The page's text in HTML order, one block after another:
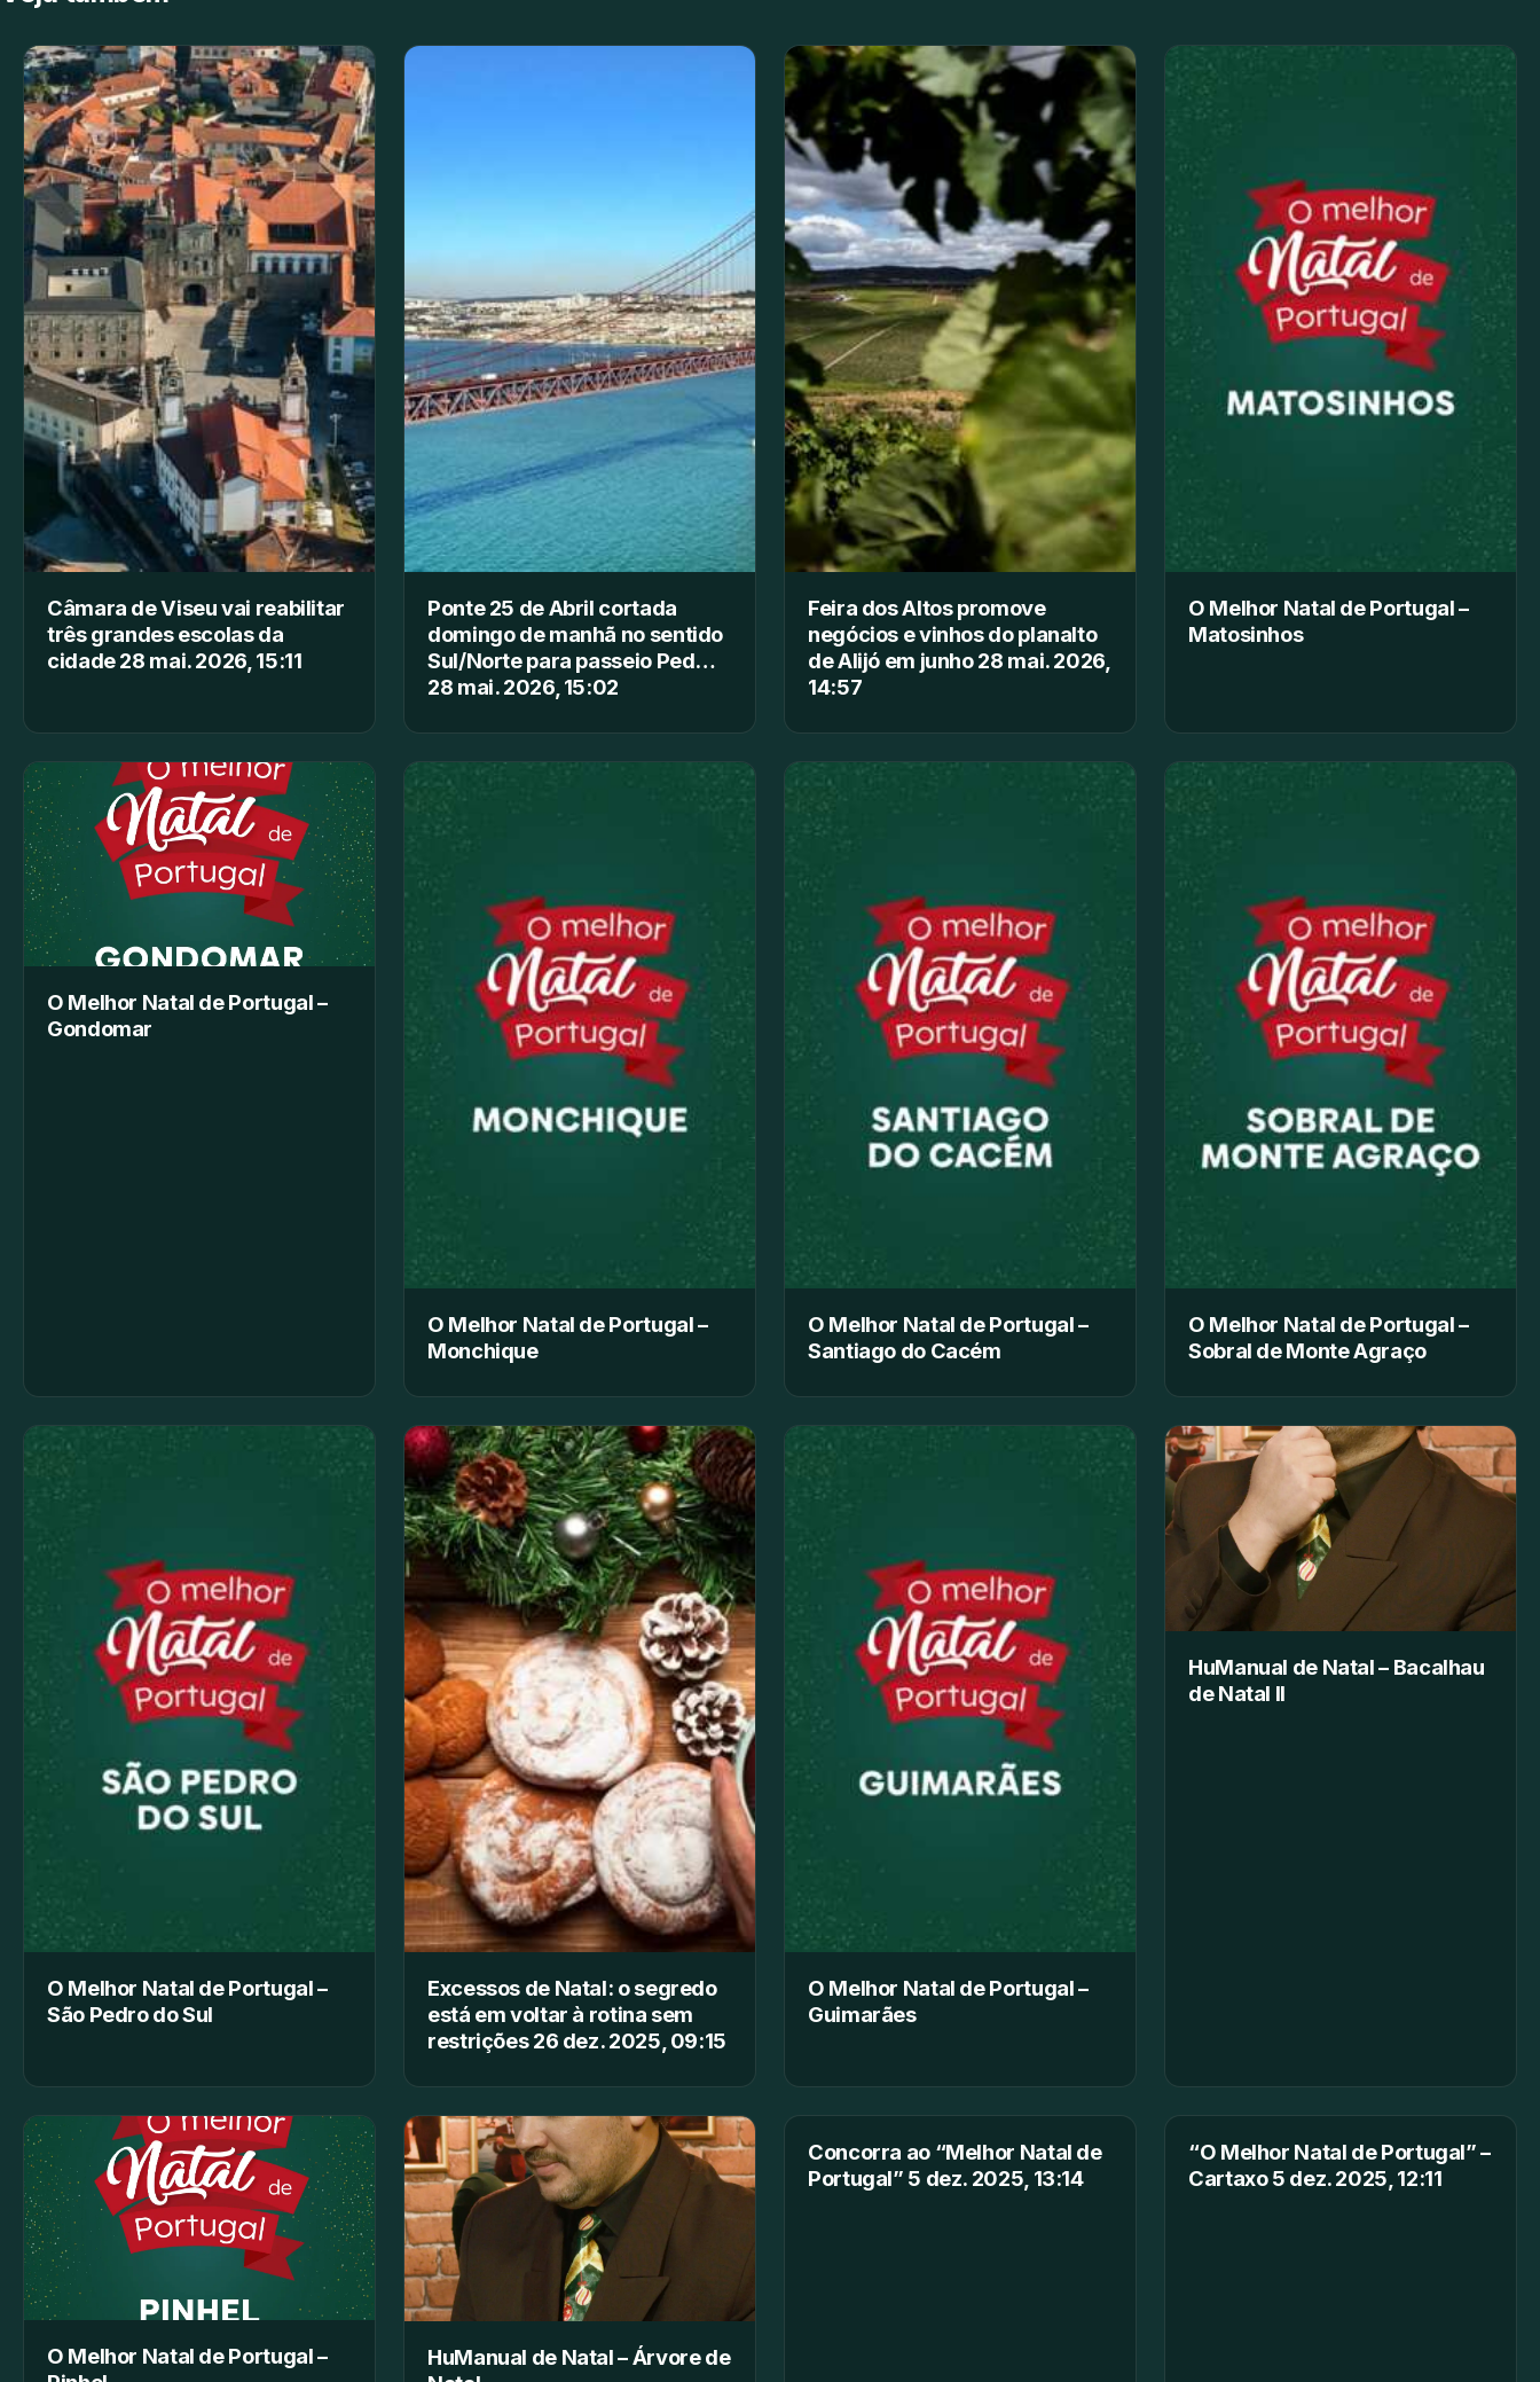
Câmara de Viseu vai reabilitar
três grandes escolas da
cidade 28 mai. 2026, 15:11
Ponte 25 de Abril cortada
domingo de manhã no sentido
Sul/Norte para passeio Ped…
28 mai. 2026, 15:02
Feira dos Altos promove
negócios e vinhos do planalto
de Alijó em junho 28 mai. 2026,
14:57
O Melhor Natal de Portugal –
Matosinhos
O Melhor Natal de Portugal –
Gondomar
O Melhor Natal de Portugal –
Monchique
O Melhor Natal de Portugal –
Santiago do Cacém
O Melhor Natal de Portugal –
Sobral de Monte Agraço
O Melhor Natal de Portugal –
São Pedro do Sul
Excessos de Natal: o segredo
está em voltar à rotina sem
restrições 26 dez. 2025, 09:15
O Melhor Natal de Portugal –
Guimarães
HuManual de Natal – Bacalhau
de Natal II
O Melhor Natal de Portugal –
HuManual de Natal – Árvore de
Concorra ao “Melhor Natal de
Portugal” 5 dez. 2025, 13:14
“O Melhor Natal de Portugal” –
Cartaxo 5 dez. 2025, 12:11